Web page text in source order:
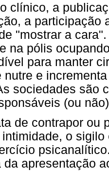
clínico, a
a participação
"mostrar a
na pólis
para manter
nutre e
sociedades são
(ou
de contrapor ou
intimidade, o
da apresentação